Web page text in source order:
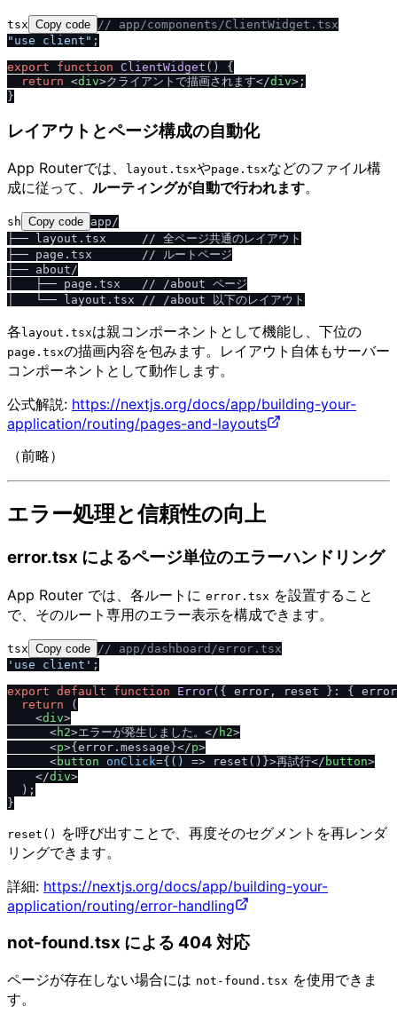
tsx Copy code // app/components/ClientWidget.tsx
"use client" ;
export
function ClientWidget ( ) {
return <div>クライアントで描画されます</div> ;
レイアウトとページ構成の自動化
App Routerでは、 layout.tsxやpage.tsxなどのファイル構
成に従って、 ルーティングが自動で行われます。
sh Copy code app/
├── layout.tsx     // 全ページ共通のレイアウト
├── page.tsx       // ルートページ
├── about/
│   ├── page.tsx   // /about ページ
各 layout.tsxは親コンポーネントとして機能し、下位の
page.tsxの描画内容を包みます。レイアウト自体もサーバー
コンポーネントとして動作します。
公式解説: https://nextjs.org/docs/app/building-your-
application/routing/pages-and-layouts
（前略）
エラー処理と信頼性の向上
error.tsx によるページ単位のエラーハンドリング
App Router では、各ルートに error.tsx を設置すること
で、そのルート専用のエラー表示を構成できます。
tsx Copy code / / app /dashboard /error.tsx
'use client' ;
export default function Error( { error, reset }: {
return (
<div>
<h2>エラーが発生しました。 </ h2>
<p>{error.message}</p>
<button onClick={() => reset()}>再試行</ button>
</div>
  );
reset()
を呼び出すことで、再度そのセグメントを再レンダ
リングできます。
詳細: https://nextjs.org/docs/app/building-your-
application/routing/error-handling
not-found.tsx による 404 対応
ページが存在しない場合には not-found.tsx を使用できま
す。